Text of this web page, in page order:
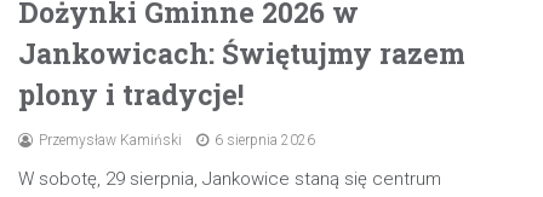
Dożynki Gminne 2026 w
Jankowicach: Świętujmy razem
plony i tradycje!
Przemysław Kamiński 6 sierpnia 2026
W sobotę, 29 sierpnia, Jankowice staną się centrum